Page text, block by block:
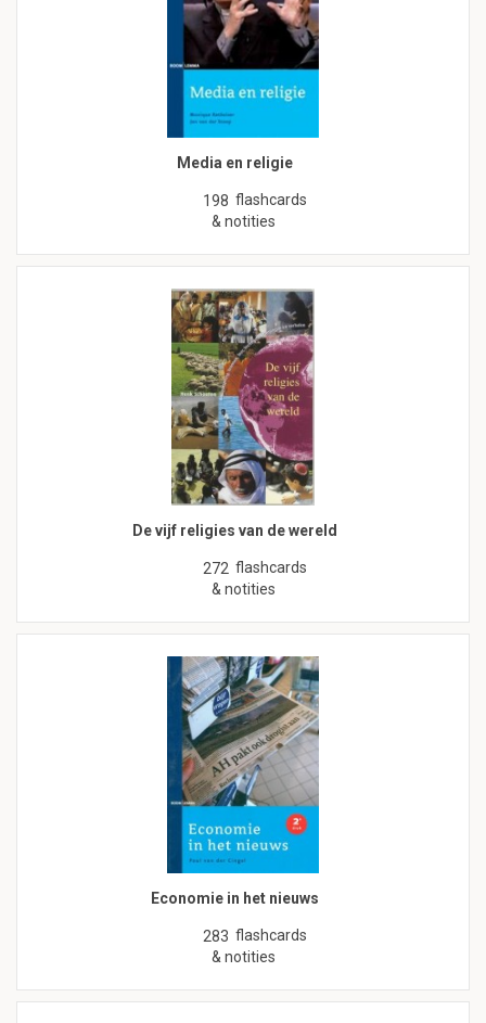
Media en religie
198 flashcards
& notities
De vijf religies van de wereld
272 flashcards
& notities
Economie in het nieuws
283 flashcards
& notities